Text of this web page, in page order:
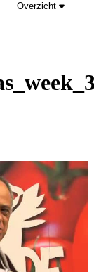
Overzicht